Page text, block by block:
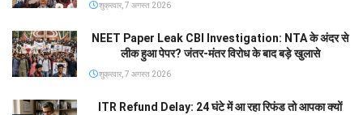
शुक्रवार, 7 अगस्त 2026
NEET Paper Leak CBI Investigation: NTA के अंदर से
लीक हुआ पेपर? जंतर-मंतर विरोध के बाद बड़े खुलासे
शुक्रवार, 7 अगस्त 2026
ITR Refund Delay: 24 घंटे में आ रहा रिफंड तो आपका क्यों